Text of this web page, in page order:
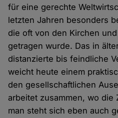
für eine gerechte
letzten Jahren besonders
die oft von den Kirchen
getragen wurde. Das in
distanzierte bis feindliche
weicht heute einem
den gesellschaftlichen
arbeitet zusammen, wo die
man steht sich eben auch